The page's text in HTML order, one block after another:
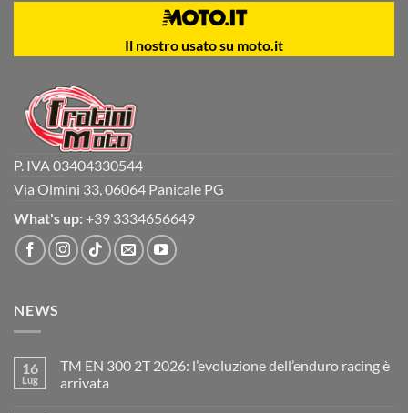
Il nostro usato su moto.it
P. IVA 03404330544
Via Olmini 33, 06064 Panicale PG
What's up: +39 3334656649
NEWS
16
Lug
TM EN 300 2T 2026: l’evoluzione dell’enduro racing è
arrivata